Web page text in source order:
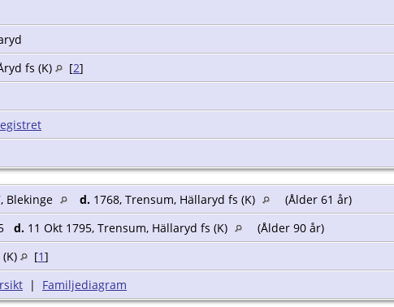
fs (K) [2]
Blekinge d. 1768, Trensum, Hällaryd fs (K)
(Ålder 61 år)
d. 11 Okt 1795, Trensum, Hällaryd fs (K)
(Ålder 90 år)
[1]
| Familjediagram